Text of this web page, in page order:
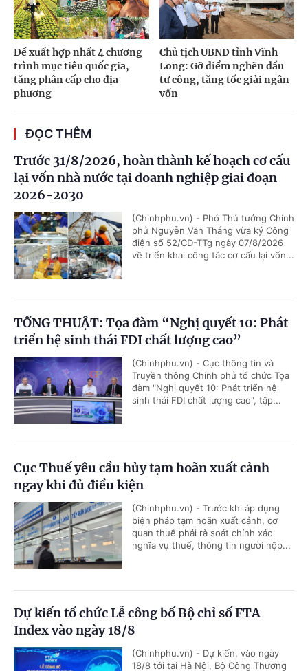
Đề xuất hợp nhất 4 chương
trình mục tiêu quốc gia,
tăng phân cấp cho địa
phương
Chủ tịch UBND tỉnh Vĩnh
Long: Gỡ điểm nghẽn đầu
tư công, tăng tốc giải ngân
vốn
ĐỌC THÊM
Trước 31/8/2026, hoàn thành kế hoạch cơ cấu
lại vốn nhà nước tại doanh nghiệp giai đoạn
2026-2030
(Chinhphu.vn) - Phó Thủ tướng Chính
phủ Nguyễn Văn Thắng vừa ký Công
điện số 52/CĐ-TTg ngày 07/8/2026
về triển khai công tác cơ cấu lại vốn...
TỔNG THUẬT: Tọa đàm “Nghị quyết 10: Phát
triển hệ sinh thái FDI chất lượng cao”
(Chinhphu.vn) - Cục thông tin và
Truyền thông Chính phủ tổ chức Tọa
đàm "Nghị quyết 10: Phát triển hệ
sinh thái FDI chất lượng cao", tập...
Cục Thuế yêu cầu hủy tạm hoãn xuất cảnh
ngay khi đủ điều kiện
(Chinhphu.vn) - Trước khi áp dụng
biện pháp tạm hoãn xuất cảnh, cơ
quan thuế phải rà soát chính xác
nghĩa vụ thuế, thông tin người nộp...
Dự kiến tổ chức Lễ công bố Bộ chỉ số FTA
Index vào ngày 18/8
(Chinhphu.vn) - Dự kiến, vào ngày
18/8 tới tại Hà Nội, Bộ Công Thương